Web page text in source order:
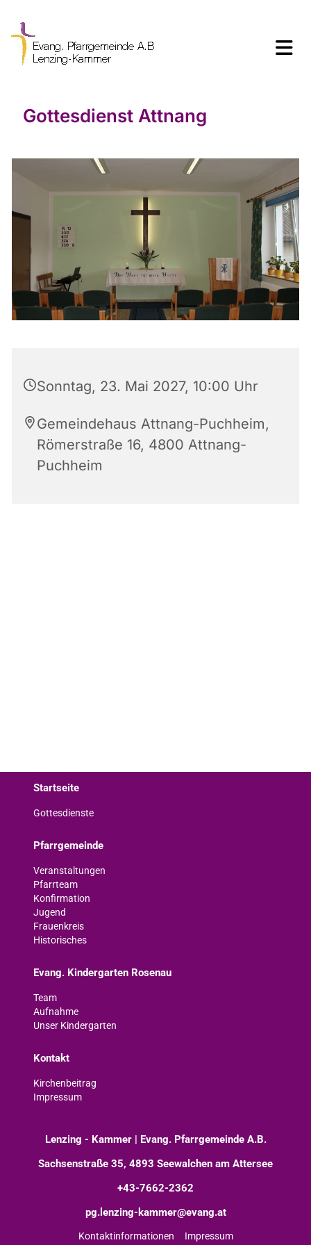
Gottesdienst Attnang
Sonntag, 23. Mai 2027, 10:00 Uhr
Gemeindehaus Attnang-Puchheim,
Römerstraße 16, 4800 Attnang-
Puchheim
Startseite
Gottesdienste
Pfarrgemeinde
Veranstaltungen
Pfarrteam
Konfirmation
Jugend
Frauenkreis
Historisches
Evang. Kindergarten Rosenau
Team
Aufnahme
Unser Kindergarten
Kontakt
Kirchenbeitrag
Impressum
Lenzing - Kammer | Evang. Pfarrgemeinde A.B.
Sachsenstraße 35, 4893 Seewalchen am Attersee
+43-7662-2362
pg.lenzing-kammer@evang.at
Kontaktinformationen Impressum